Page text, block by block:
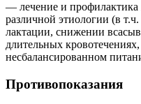
— лечение и профилактика
различной этиологии (в
лактации, снижении
длительных
несбалансированном
Противопоказания